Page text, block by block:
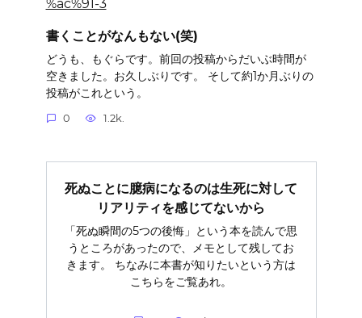
書くことがなんもない(笑)
どうも、もぐらです。前回の投稿からだいぶ時間が
空きました。お久しぶりです。 そして約1か月ぶりの
投稿がこれという。
0 1.2k.
死ぬことに臆病になるのは生死に対して
リアリティを感じてないから
「死ぬ瞬間の5つの後悔」という本を読んで思
うところがあったので、メモとして残してお
きます。 ちなみに本書が知りたいという方は
こちらをご覧あれ。